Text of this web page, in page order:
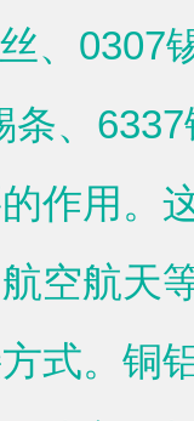
、0307
条、
作用。
空航天
式。铜